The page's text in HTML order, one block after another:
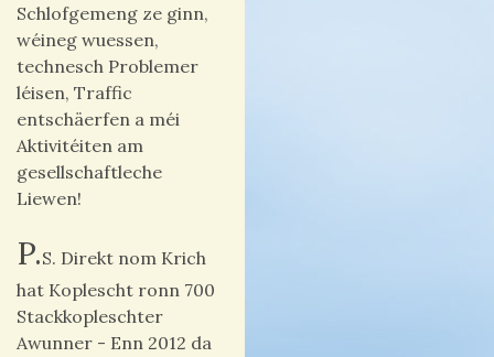
Schlofgemeng ze ginn,
wéineg wuessen,
technesch Problemer
léisen, Traffic
entschäerfen a méi
Aktivitéiten am
gesellschaftleche
Liewen!
P.S. Direkt nom Krich
hat Koplescht ronn 700
Stackkopleschter
Awunner - Enn 2012 da